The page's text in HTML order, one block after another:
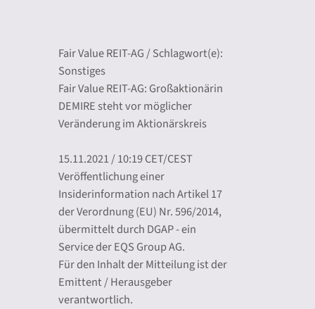
Fair Value REIT-AG / Schlagwort(e):
Sonstiges
Fair Value REIT-AG: Großaktionärin
DEMIRE steht vor möglicher
Veränderung im Aktionärskreis
15.11.2021 / 10:19 CET/CEST
Veröffentlichung einer
Insiderinformation nach Artikel 17
der Verordnung (EU) Nr. 596/2014,
übermittelt durch DGAP - ein
Service der EQS Group AG.
Für den Inhalt der Mitteilung ist der
Emittent / Herausgeber
verantwortlich.